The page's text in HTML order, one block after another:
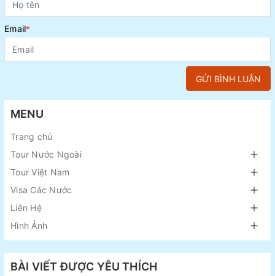
Email*
GỬI BÌNH LUẬN
MENU
Trang chủ
Tour Nước Ngoài
Tour Việt Nam
Visa Các Nước
Liên Hệ
Hình Ảnh
BÀI VIẾT ĐƯỢC YÊU THÍCH